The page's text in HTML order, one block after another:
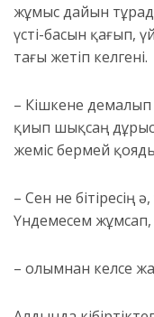
жұмыс дайын
үсті-басын қағып,
тағы жетіп келгені.
– Кішкене демалып
қиып шықсаң
жеміс бермей
– Сен не бітіресің
Үндемесем жұмсап,
– Қолымнан келсе